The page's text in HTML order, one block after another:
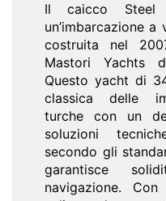
Il caicco Steel
un’imbarcazione
costruita nel
Mastori Yachts
Questo yacht di
classica delle
turche con un
soluzioni
secondo gli
garantisce
navigazione.